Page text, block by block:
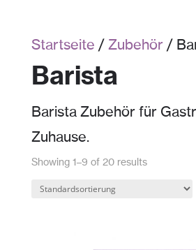
Startseite / Zubehör /
Barista
Barista Zubehör für
Zuhause.
Showing 1–9 of 20 results
360 GRAD TOUR
NEWSLETTER
ÜBER UNS
KONTAKT